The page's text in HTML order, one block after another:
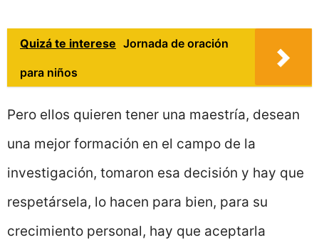
Quizá te interese Jornada de oración
para niños
Pero ellos quieren tener una maestría, desean
una mejor formación en el campo de la
investigación, tomaron esa decisión y hay que
respetársela, lo hacen para bien, para su
crecimiento personal, hay que aceptarla